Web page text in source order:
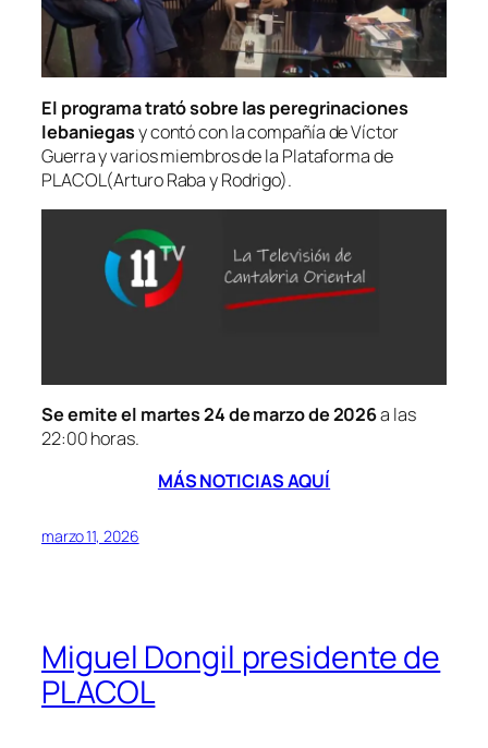
El programa trató sobre las peregrinaciones
lebaniegasy contó con la compañía de Víctor
Guerra y varios miembros de la Plataforma de
PLACOL(Arturo Raba y Rodrigo).
Se emite el martes 24 de marzo de 2026a las
22:00 horas.
MÁS NOTICIAS AQUÍ
marzo 11, 2026
Miguel Dongil presidente de
PLACOL